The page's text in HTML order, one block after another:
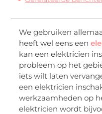
We gebruiken
heeft wel eens een
kan een elektricien
probleem op het
iets wilt laten
een elektricien
werkzaamheden op
elektricien wordt